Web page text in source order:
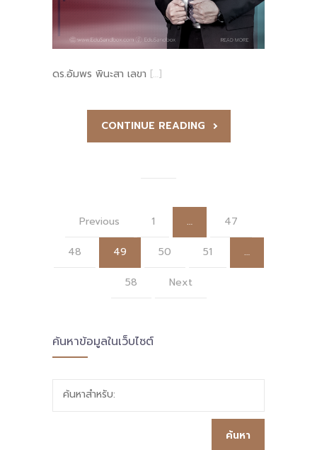
ดร.อัมพร พินะสา เลขา […]
CONTINUE READING
Previous 1 … 47
48 49 50 51 …
58 Next
ค้นหาข้อมูลในเว็บไซต์
ค้นหาสำหรับ: